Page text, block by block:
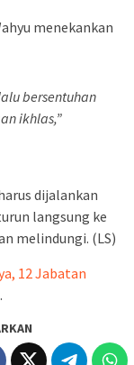
menekankan
bersentuhan
ikhlas,”
dijalankan
langsung ke
melindungi. (LS)
12 Jabatan
.